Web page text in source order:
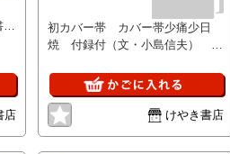
階
し
、
店
録付（文・
小島信夫）
初カバー帯 カバー帯少痛少日
焼 付録付（文・小島信夫） 河
意】けやき書店の掲載品は全て、
状態に関わらず「中古品（並）」
と表示されています。「日本の古
本屋」は６段階の「状態」表記が
けやき書店